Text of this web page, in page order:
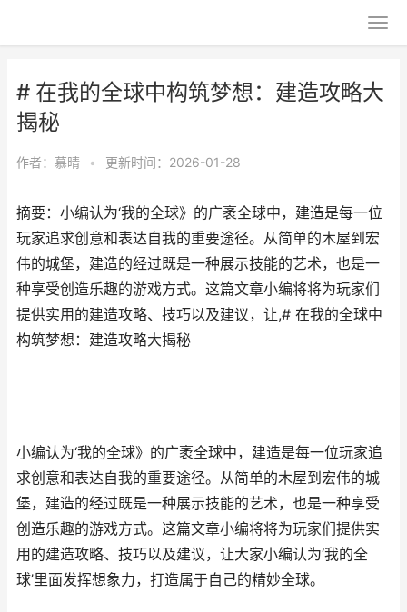
# 在我的全球中构筑梦想：建造攻略大
揭秘
作者： 慕晴 • 更新时间：2026-01-28
摘要：小编认为‘我的全球》的广袤全球中，建造是每一位
玩家追求创意和表达自我的重要途径。从简单的木屋到宏
伟的城堡，建造的经过既是一种展示技能的艺术，也是一
种享受创造乐趣的游戏方式。这篇文章小编将将为玩家们
提供实用的建造攻略、技巧以及建议，让,# 在我的全球中
构筑梦想：建造攻略大揭秘
小编认为‘我的全球》的广袤全球中，建造是每一位玩家追
求创意和表达自我的重要途径。从简单的木屋到宏伟的城
堡，建造的经过既是一种展示技能的艺术，也是一种享受
创造乐趣的游戏方式。这篇文章小编将将为玩家们提供实
用的建造攻略、技巧以及建议，让大家小编认为‘我的全
球’里面发挥想象力，打造属于自己的精妙全球。